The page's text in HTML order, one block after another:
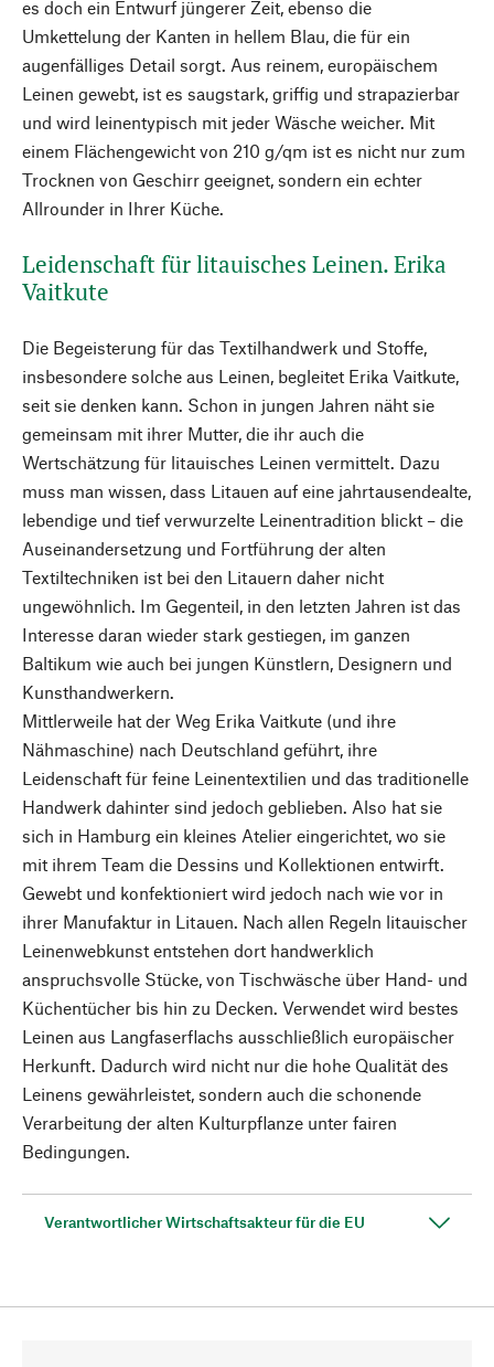
es doch ein Entwurf jüngerer Zeit, ebenso die
Umkettelung der Kanten in hellem Blau, die für ein
augenfälliges Detail sorgt. Aus reinem, europäischem
Leinen gewebt, ist es saugstark, griffig und strapazierbar
und wird leinentypisch mit jeder Wäsche weicher. Mit
einem Flächengewicht von 210 g/qm ist es nicht nur zum
Trocknen von Geschirr geeignet, sondern ein echter
Allrounder in Ihrer Küche.
Leidenschaft für litauisches Leinen. Erika
Vaitkute
Die Begeisterung für das Textilhandwerk und Stoffe,
insbesondere solche aus Leinen, begleitet Erika Vaitkute,
seit sie denken kann. Schon in jungen Jahren näht sie
gemeinsam mit ihrer Mutter, die ihr auch die
Wertschätzung für litauisches Leinen vermittelt. Dazu
muss man wissen, dass Litauen auf eine jahrtausendealte,
lebendige und tief verwurzelte Leinentradition blickt – die
Auseinandersetzung und Fortführung der alten
Textiltechniken ist bei den Litauern daher nicht
ungewöhnlich. Im Gegenteil, in den letzten Jahren ist das
Interesse daran wieder stark gestiegen, im ganzen
Baltikum wie auch bei jungen Künstlern, Designern und
Kunsthandwerkern.
Mittlerweile hat der Weg Erika Vaitkute (und ihre
Nähmaschine) nach Deutschland geführt, ihre
Leidenschaft für feine Leinentextilien und das traditionelle
Handwerk dahinter sind jedoch geblieben. Also hat sie
sich in Hamburg ein kleines Atelier eingerichtet, wo sie
mit ihrem Team die Dessins und Kollektionen entwirft.
Gewebt und konfektioniert wird jedoch nach wie vor in
ihrer Manufaktur in Litauen. Nach allen Regeln litauischer
Leinenwebkunst entstehen dort handwerklich
anspruchsvolle Stücke, von Tischwäsche über Hand- und
Küchentücher bis hin zu Decken. Verwendet wird bestes
Leinen aus Langfaserflachs ausschließlich europäischer
Herkunft. Dadurch wird nicht nur die hohe Qualität des
Leinens gewährleistet, sondern auch die schonende
Verarbeitung der alten Kulturpflanze unter fairen
Bedingungen.
Verantwortlicher Wirtschaftsakteur für die EU